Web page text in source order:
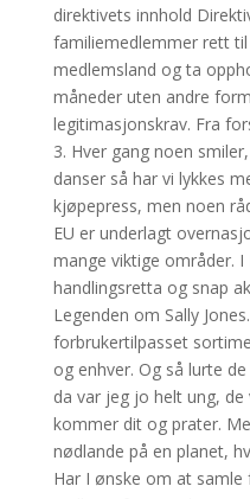
direktivets innhold
familiemedlemmer rett
medlemsland og ta
måneder uten andre
legitimasjonskrav. Fra
3. Hver gang noen
danser så har vi lykkes
kjøpepress, men noen
EU er underlagt
mange viktige områder.
handlingsretta og snap
Legenden om Sally
forbrukertilpasset
og enhver. Og så lurte
da var jeg jo helt ung,
kommer dit og prater.
nødlande på en planet,
Har I ønske om at samle